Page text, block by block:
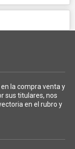
la compra venta y
sus titulares, nos
en el rubro y